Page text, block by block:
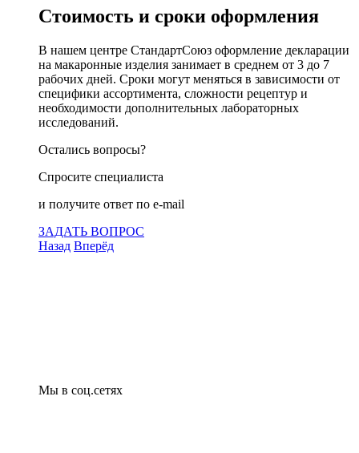
Стоимость и сроки оформления
В нашем центре СтандартСоюз оформление декларации
на макаронные изделия занимает в среднем от 3 до 7
рабочих дней. Сроки могут меняться в зависимости от
специфики ассортимента, сложности рецептур и
необходимости дополнительных лабораторных
исследований.
Остались вопросы?
Спросите специалиста
и получите ответ по e-mail
ЗАДАТЬ ВОПРОС
Назад Вперёд
Мы в соц.сетях